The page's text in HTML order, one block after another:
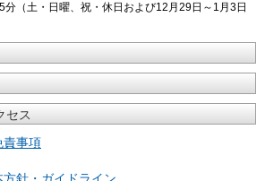
（土・日曜、祝・休日および12月29日～1月3日
セス
責事項